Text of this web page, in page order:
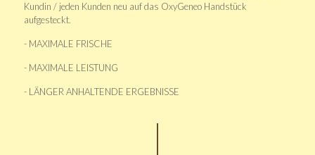
Kundin / jeden Kunden neu auf das OxyGeneo Handstück
aufgesteckt.
- MAXIMALE FRISCHE
- MAXIMALE LEISTUNG
- LÄNGER ANHALTENDE ERGEBNISSE